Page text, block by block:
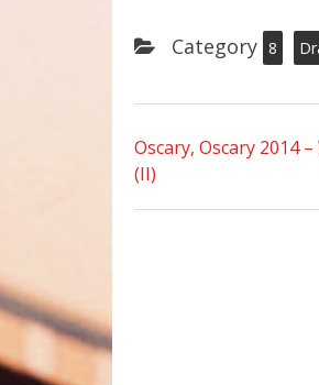
Category 8
Oscary, Oscary 2014
(II)